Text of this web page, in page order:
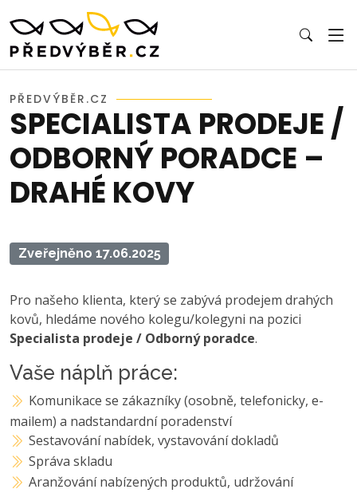
PŘEDVÝBĚR.CZ
SPECIALISTA PRODEJE /
ODBORNÝ PORADCE –
DRAHÉ KOVY
Zveřejněno 17.06.2025
Pro našeho klienta, který se zabývá prodejem drahých
kovů, hledáme nového kolegu/kolegyni na pozici
Specialista prodeje / Odborný poradce.
Vaše náplň práce:
Komunikace se zákazníky (osobně, telefonicky, e-
mailem) a nadstandardní poradenství
Sestavování nabídek, vystavování dokladů
Správa skladu
Aranžování nabízených produktů, udržování